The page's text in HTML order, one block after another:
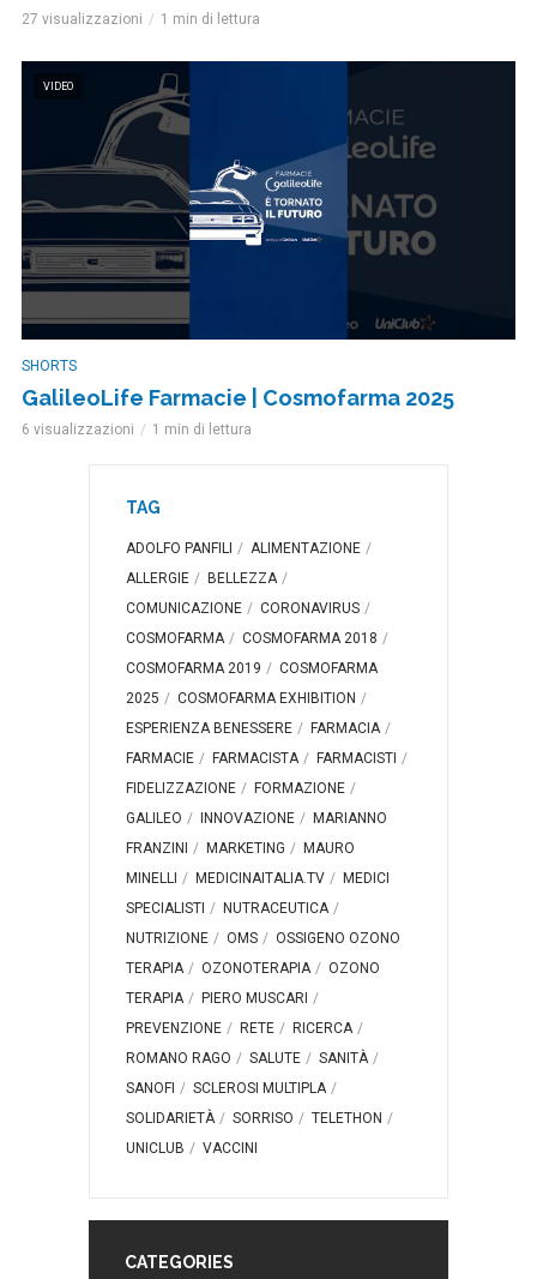
27 visualizzazioni 1 min di lettura
VIDEO
SHORTS
GalileoLife Farmacie | Cosmofarma 2025
6 visualizzazioni 1 min di lettura
TAG
ADOLFO PANFILI
ALIMENTAZIONE
ALLERGIE
BELLEZZA
COMUNICAZIONE
CORONAVIRUS
COSMOFARMA
COSMOFARMA 2018
COSMOFARMA 2019
COSMOFARMA
2025
COSMOFARMA EXHIBITION
ESPERIENZA BENESSERE
FARMACIA
FARMACIE
FARMACISTA
FARMACISTI
FIDELIZZAZIONE
FORMAZIONE
GALILEO
INNOVAZIONE
MARIANNO
FRANZINI
MARKETING
MAURO
MINELLI
MEDICINAITALIA.TV
MEDICI
SPECIALISTI
NUTRACEUTICA
NUTRIZIONE
OMS
OSSIGENO OZONO
TERAPIA
OZONOTERAPIA
OZONO
TERAPIA
PIERO MUSCARI
PREVENZIONE
RETE
RICERCA
ROMANO RAGO
SALUTE
SANITÀ
SANOFI
SCLEROSI MULTIPLA
SOLIDARIETÀ
SORRISO
TELETHON
UNICLUB
VACCINI
CATEGORIES